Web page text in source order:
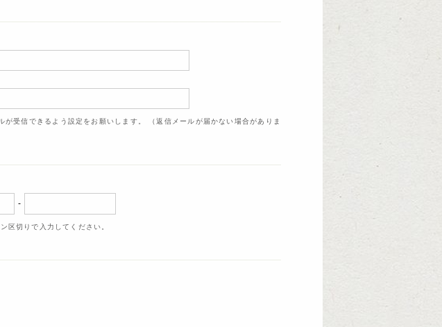
受信できるよう設定をお願いします。 （返信メールが届かない場合がありま
-
区切りで入力してください。